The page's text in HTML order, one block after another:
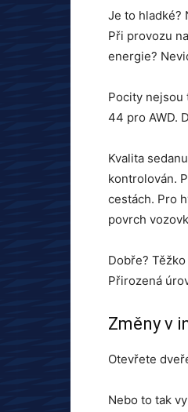
Je to hladké?
Při provozu
energie?
Pocity nejsou
44 pro AWD.
Kvalita
kontrolován.
cestách. Pro
povrch
Dobře?
Přirozená
Změny v
Otevřete
Nebo to tak